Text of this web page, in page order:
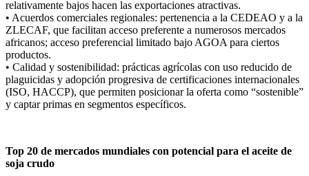
relativamente bajos hacen las exportaciones atractivas.
• Acuerdos comerciales regionales: pertenencia a la CEDEAO y a la
ZLECAF, que facilitan acceso preferente a numerosos mercados
africanos; acceso preferencial limitado bajo AGOA para ciertos
productos.
• Calidad y sostenibilidad: prácticas agrícolas con uso reducido de
plaguicidas y adopción progresiva de certificaciones internacionales
(ISO, HACCP), que permiten posicionar la oferta como “sostenible”
y captar primas en segmentos específicos.
Top 20 de mercados mundiales con potencial para el aceite de
soja crudo